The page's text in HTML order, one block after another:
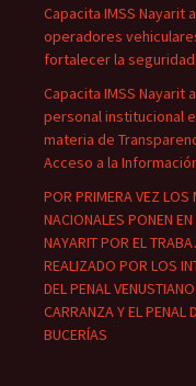
Capacita IMSS Nayarit a
operadores
fortalecer la
Capacita IMSS Nayarit a
personal institucional
materia de
Acceso a la
POR PRIMERA VEZ LOS
NACIONALES PONEN
NAYARIT POR EL
REALIZADO POR LOS
DEL PENAL VENUSTIANO
CARRANZA Y EL PENAL
BUCERÍAS